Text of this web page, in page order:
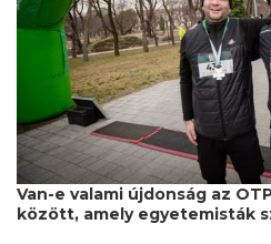
Van-e valami újdonság az
között, amely egyetemisták